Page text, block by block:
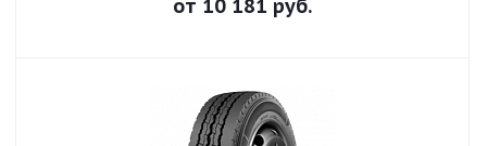
от 10 181 руб.